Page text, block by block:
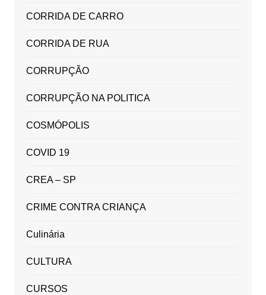
CORRIDA DE CARRO
CORRIDA DE RUA
CORRUPÇÃO
CORRUPÇÃO NA POLITICA
COSMÓPOLIS
COVID 19
CREA – SP
CRIME CONTRA CRIANÇA
Culinária
CULTURA
CURSOS